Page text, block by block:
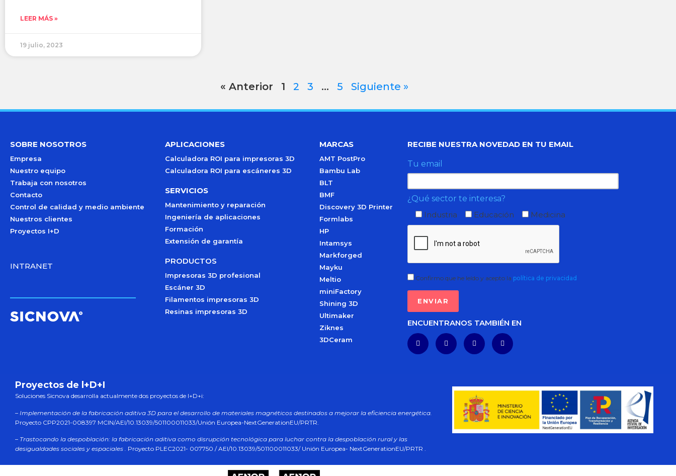
LEER MÁS »
19 julio, 2023
« Anterior 1 2 3 … 5 Siguiente »
SOBRE NOSOTROS
Empresa
Nuestro equipo
Trabaja con nosotros
Contacto
Control de calidad y medio ambiente
Nuestros clientes
Proyectos I+D
INTRANET
APLICACIONES
Calculadora ROI para impresoras 3D
Calculadora ROI para escáneres 3D
SERVICIOS
Mantenimiento y reparación
Ingeniería de aplicaciones
Formación
Extensión de garantía
PRODUCTOS
Impresoras 3D profesional
Escáner 3D
Filamentos impresoras 3D
Resinas impresoras 3D
MARCAS
AMT PostPro
Bambu Lab
BLT
BMF
Discovery 3D Printer
Formlabs
HP
Intamsys
Markforged
Mayku
Meltio
miniFactory
Shining 3D
Ultimaker
Ziknes
3DCeram
RECIBE NUESTRA NOVEDAD EN TU EMAIL
Tu email
¿Qué sector te interesa?
Industria
Educación Medicina
Confirmo que he leído y acepto la política de privacidad
ENCUENTRANOS TAMBIÉN EN
Proyectos de l+D+I
Soluciones Sicnova desarrolla actualmente dos proyectos de l+D+i:
– Implementación de la fabricación aditiva 3D para el desarrollo de materiales magnéticos destinados a mejorar la eficiencia energética.
Proyecto CPP2021-008397 MCIN/AEI/10.13039/501100011033/Unión Europea-NextGenerationEU/PRTR.
– Trastocando la despoblación: la fabricación aditiva como disrupción tecnológica para luchar contra la despoblación rural y las
desigualdades sociales y espaciales . Proyecto PLEC2021- 007750 / AEI/10.13039/501100011033/ Unión Europea- NextGenerationEU/PRTR .